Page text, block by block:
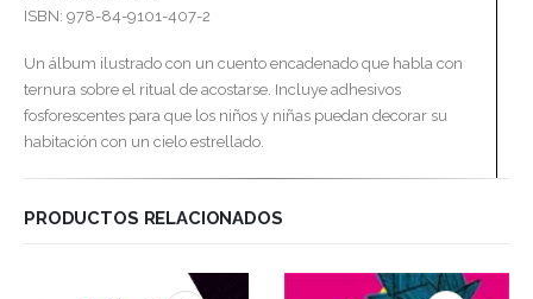
ISBN: 978-84-9101-407-2
Un álbum ilustrado con un cuento encadenado que habla con
ternura sobre el ritual de acostarse. Incluye adhesivos
fosforescentes para que los niños y niñas puedan decorar su
habitación con un cielo estrellado.
PRODUCTOS RELACIONADOS